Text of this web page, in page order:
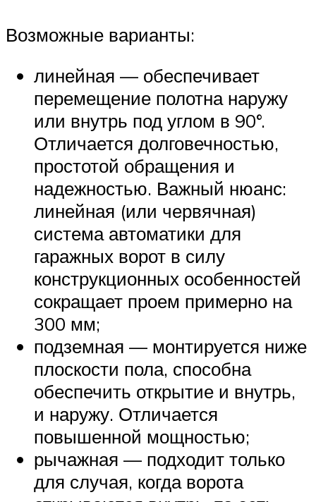
Возможные варианты:
линейная — обеспечивает
перемещение полотна наружу
или внутрь под углом в 90°.
Отличается долговечностью,
простотой обращения и
надежностью. Важный нюанс:
линейная (или червячная)
система автоматики для
гаражных ворот в силу
конструкционных особенностей
сокращает проем примерно на
300 мм;
подземная — монтируется ниже
плоскости пола, способна
обеспечить открытие и внутрь,
и наружу. Отличается
повышенной мощностью;
рычажная — подходит только
для случая, когда ворота